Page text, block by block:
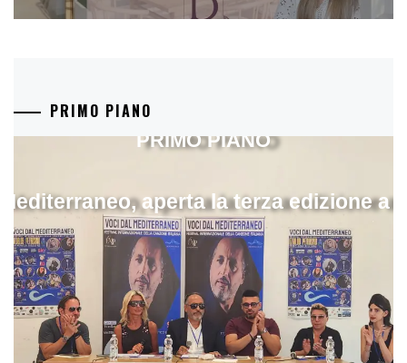
PRIMO PIANO
aperta la terza edizione a
PRIMO PIANO